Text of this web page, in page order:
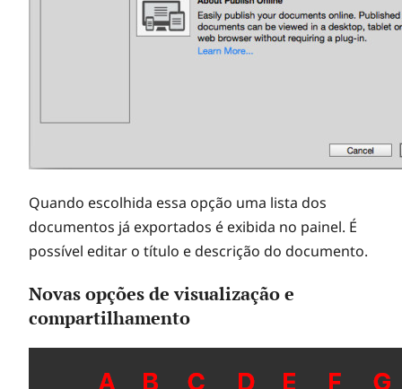
Quando escolhida essa opção uma lista dos
documentos já exportados é exibida no painel. É
possível editar o título e descrição do documento.
Novas opções de visualização e
compartilhamento